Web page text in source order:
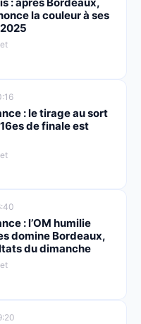
la couleur à ses
: le tirage au sort
de finale est
: l’OM humilie
domine Bordeaux,
du dimanche